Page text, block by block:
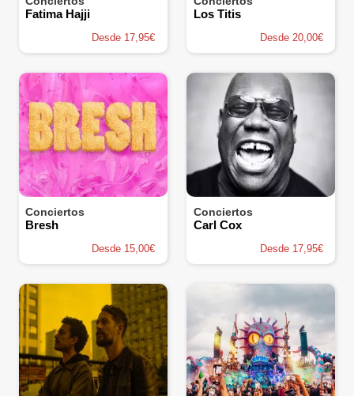
Fatima Hajji
Desde 17,95€
Los Titis
Desde 20,00€
Conciertos
Bresh
Desde 15,00€
Conciertos
Carl Cox
Desde 17,95€